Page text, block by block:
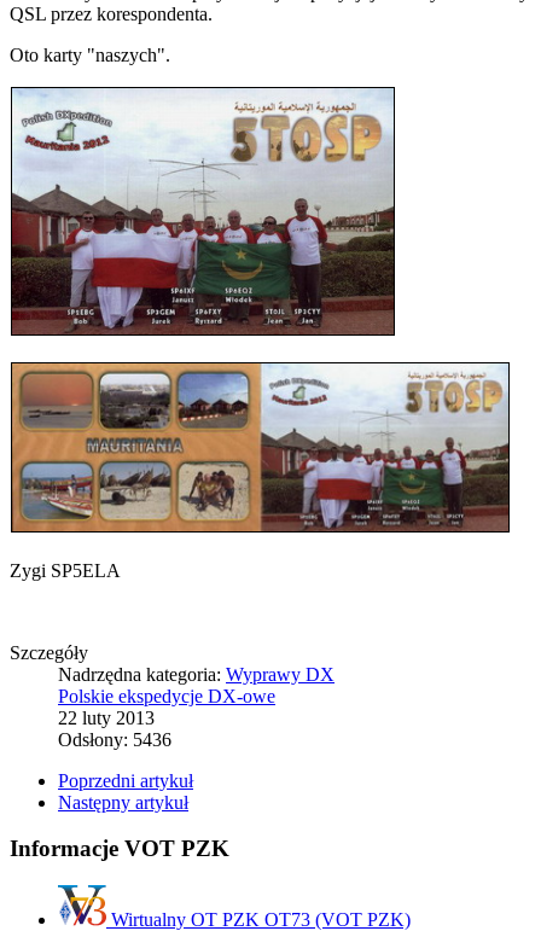
QSL przez korespondenta.
Oto karty "naszych".
Zygi SP5ELA
Szczegóły
Nadrzędna kategoria: Wyprawy DX
Polskie ekspedycje DX-owe
22 luty 2013
Odsłony: 5436
Poprzedni artykuł
Następny artykuł
Informacje VOT PZK
Wirtualny OT PZK OT73 (VOT PZK)